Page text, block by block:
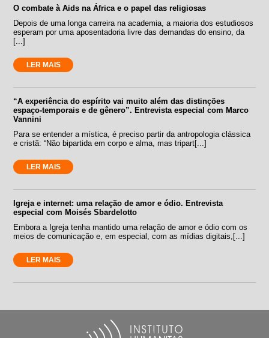
O combate à Aids na África e o papel das religiosas
Depois de uma longa carreira na academia, a maioria dos estudiosos
esperam por uma aposentadoria livre das demandas do ensino, da
[...]
LER MAIS
“A experiência do espírito vai muito além das distinções
espaço-temporais e de gênero”. Entrevista especial com Marco
Vannini
Para se entender a mística, é preciso partir da antropologia clássica
e cristã: “Não bipartida em corpo e alma, mas tripart[...]
LER MAIS
Igreja e internet: uma relação de amor e ódio. Entrevista
especial com Moisés Sbardelotto
Embora a Igreja tenha mantido uma relação de amor e ódio com os
meios de comunicação e, em especial, com as mídias digitais,[...]
LER MAIS